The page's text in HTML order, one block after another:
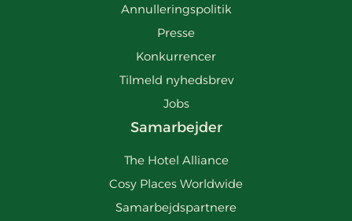
Annulleringspolitik
Presse
Konkurrencer
Tilmeld nyhedsbrev
Jobs
Samarbejder
The Hotel Alliance
Cosy Places Worldwide
Samarbejdspartnere